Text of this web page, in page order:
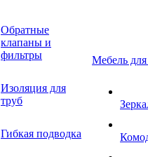
Обратные
клапаны и
фильтры
Изоляция для
труб
Гибкая подводка
Мебель